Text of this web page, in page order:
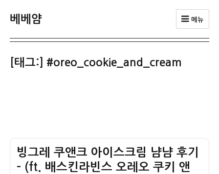
베베얌 메뉴
[태그:] #oreo_cookie_and_cream
빙그레 쿠앤크 아이스크림 냠냠 후기
– (ft. 배스킨라빈스 오레오 쿠키 앤